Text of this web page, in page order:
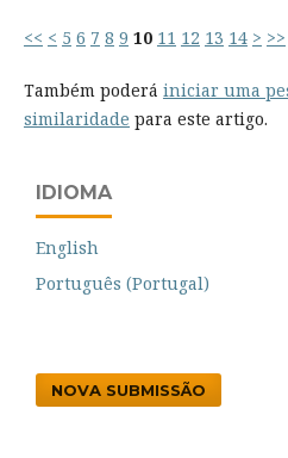
<< < 5 6 7 8 9 10 11 12 13 14 > >>
Também poderá iniciar uma
similaridade para este artigo.
IDIOMA
English
Português (Portugal)
NOVA SUBMISSÃO